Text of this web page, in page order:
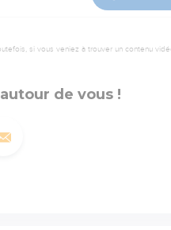
si vous veniez à trouver un contenu
de vous !